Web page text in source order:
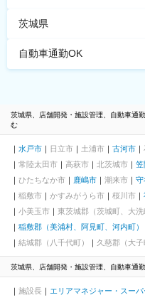
茨城県
自動車通勤OK
茨城県、店舗開発・施設管理、自動車通
む
水戸市 日立市 土浦市 古河市
常陸太田市
高萩市 北茨城市 笠
ひたちなか市
鹿嶋市 潮来市 守
稲敷市
かすみがうら市 桜川市
小美玉市
東茨城郡（茨城町、大洗
稲敷郡（美浦村、阿見町、河内町）
結城郡（八千代町）
久慈郡（大子
茨城県、店舗開発・施設管理、自動車通
施設長 エリアマネジャー・スーパ